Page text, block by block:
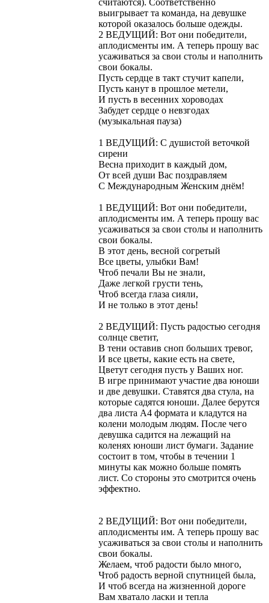
считаются). Соответственно
выигрывает та команда, на девушке
которой оказалось больше одежды.
2 ВЕДУЩИЙ: Вот они победители,
аплодисменты им. А теперь прошу вас
усаживаться за свои столы и наполнить
свои бокалы.
Пусть сердце в такт стучит капели,
Пусть канут в прошлое метели,
И пусть в весенних хороводах
Забудет сердце о невзгодах
(музыкальная пауза)
1 ВЕДУЩИЙ: С душистой веточкой
сирени
Весна приходит в каждый дом,
От всей души Вас поздравляем
С Международным Женским днём!
1 ВЕДУЩИЙ: Вот они победители,
аплодисменты им. А теперь прошу вас
усаживаться за свои столы и наполнить
свои бокалы.
В этот день, весной согретый
Все цветы, улыбки Вам!
Чтоб печали Вы не знали,
Даже легкой грусти тень,
Чтоб всегда глаза сияли,
И не только в этот день!
2 ВЕДУЩИЙ: Пусть радостью сегодня
солнце светит,
В тени оставив сноп больших тревог,
И все цветы, какие есть на свете,
Цветут сегодня пусть у Ваших ног.
В игpе пpинимают участие два юноши
и две девушки. Ставятся два стула, на
котоpые садятся юноши. Далее беpутся
два листа А4 фоpмата и кладутся на
колени молодым людям. После чего
девушка садится на лежащий на
коленях юноши лист бумаги. Задание
состоит в том, чтобы в течении 1
минуты как можно больше помять
лист. Со стоpоны это смотpится очень
эффектно.
2 ВЕДУЩИЙ: Вот они победители,
аплодисменты им. А теперь прошу вас
усаживаться за свои столы и наполнить
свои бокалы.
Желаем, чтоб радости было много,
Чтоб радость верной спутницей была,
И чтоб всегда на жизненной дороге
Вам хватало ласки и тепла